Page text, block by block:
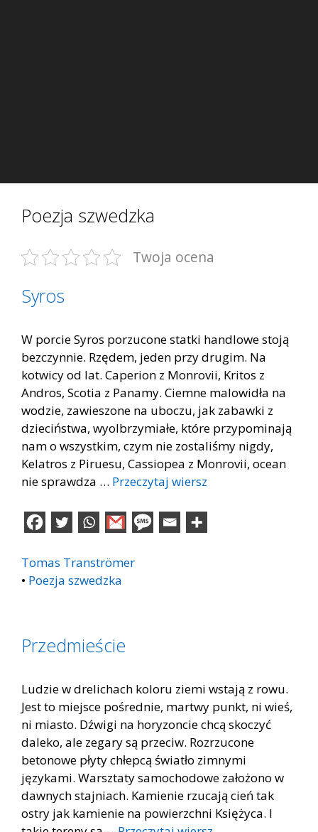
Poezja szwedzka
Twoja ocena
Syros
W porcie Syros porzucone statki handlowe stoją
bezczynnie. Rzędem, jeden przy drugim. Na
kotwicy od lat. Caperion z Monrovii, Kritos z
Andros, Scotia z Panamy. Ciemne malowidła na
wodzie, zawieszone na uboczu, jak zabawki z
dzieciństwa, wyolbrzymiałe, które przypominają
nam o wszystkim, czym nie zostaliśmy nigdy,
Kelatros z Piruesu, Cassiopea z Monrovii, ocean
nie sprawdza … Przeczytaj wiersz
Tomas Tranströmer
• Poezja szwedzka
Przedmieście
Ludzie w drelichach koloru ziemi wstają z rowu.
Jest to miejsce pośrednie, martwy punkt, ni wieś,
ni miasto. Dźwigi na horyzoncie chcą skoczyć
daleko, ale zegary są przeciw. Rozrzucone
betonowe płyty chłepcą światło zimnymi
językami. Warsztaty samochodowe założono w
dawnych stajniach. Kamienie rzucają cień tak
ostry jak kamienie na powierzchni Księżyca. I